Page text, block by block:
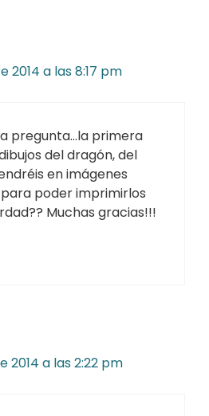
2014 a las 8:17 pm
pregunta…la primera
del dragón, del
en imágenes
poder imprimirlos
Muchas gracias!!!
2014 a las 2:22 pm